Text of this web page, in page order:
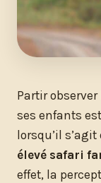
Partir
ses enfants
lorsqu’il
élevé safari
effet, la